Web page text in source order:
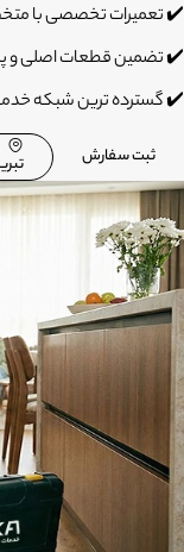
✔️ تعمیرات تخصصی با
✔️ تضمین قطعات اصلی و
✔️ گسترده ترین شبکه
ثبت سفارش